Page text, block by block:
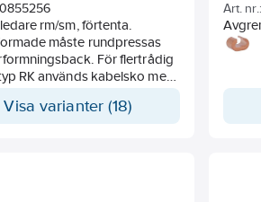
0855256
rm/sm, förtenta.
måste rundpressas
För flertrådig
RK används kabelsko med
efterpressas ledaren
Visa varianter (18)
Art. nr.: